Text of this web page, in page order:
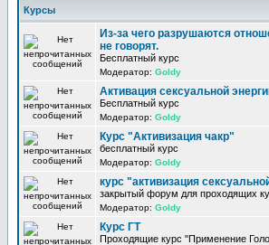
Курсы
Из-за чего разрушаются
не говорят.
Бесплатный курс
Модератор: Goldy
Активация сексуальной
Бесплатный курс
Модератор: Goldy
Курс "Активизация чакр"
бесплатный курс
Модератор: Goldy
курс "активизация
закрытый форум для проходящих
Модератор: Goldy
Курс ГТ
Проходящие курс "Применение